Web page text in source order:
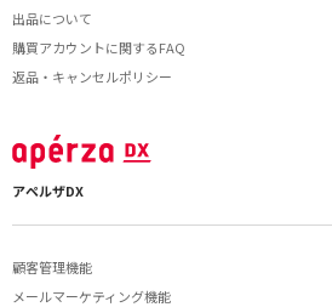
出品について
購買アカウントに関するFAQ
返品・キャンセルポリシー
アペルザDX
顧客管理機能
メールマーケティング機能